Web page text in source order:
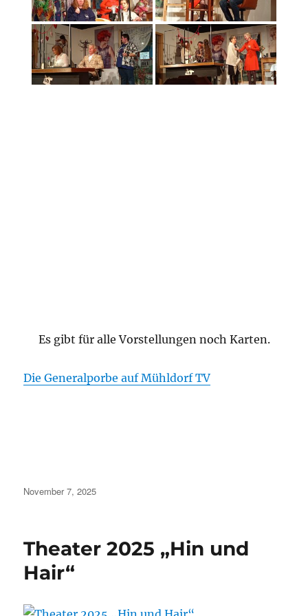
Es gibt für alle Vorstellungen noch Karten.
Die Generalporbe auf Mühldorf TV
Veröffentlicht
November 7, 2025
Theater 2025 „Hin und
Hair“